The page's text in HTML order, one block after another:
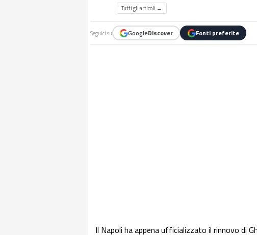
Tutti gli articoli →
Seguici su GoogleDiscover Fonti preferite
Il Napoli ha appena ufficializzato il rinnovo di